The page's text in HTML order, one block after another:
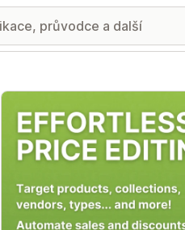
Galerie propagovaných obrázků